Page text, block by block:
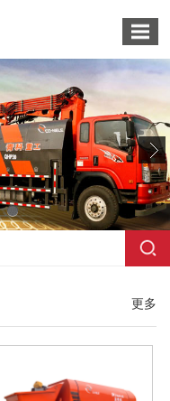
5
更多